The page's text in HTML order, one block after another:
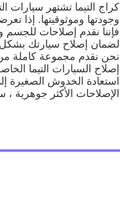
كراج التيما تشتهر سيارات
وجودتها وموثوقيتها. إذا
فإننا نقدم إصلاحات للجسم
لضمان إصلاح سيارتك
نحن نقدم مجموعة كاملة
إصلاح السيارات التيما
استعادة الخدوش الصغيرة
الإصلاحات الأكثر